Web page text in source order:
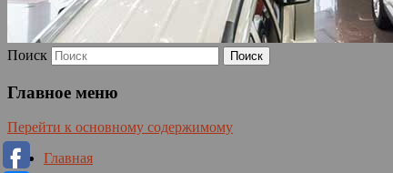
Поиск
Главное меню
Перейти к основному содержимому
Главная